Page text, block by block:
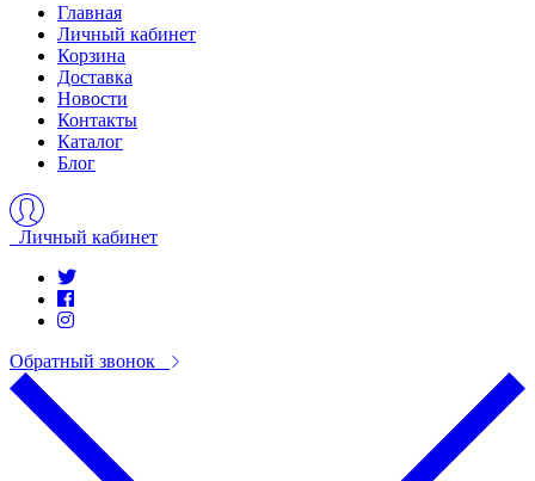
Главная
Личный кабинет
Корзина
Доставка
Новости
Контакты
Каталог
Блог
Личный кабинет
Обратный звонок